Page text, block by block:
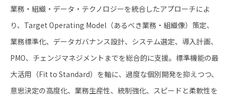
業務・組織・データ・テクノロジーを統合したアプローチによ
り、Target Operating Model（あるべき業務・組織像）策定、
業務標準化、データガバナンス設計、システム選定、導入計画、
PMO、チェンジマネジメントまでを総合的に支援。標準機能の最
大活用（Fit to Standard）を軸に、過度な個別開発を抑えつつ、
意思決定の高度化、業務生産性、統制強化、スピードと柔軟性を